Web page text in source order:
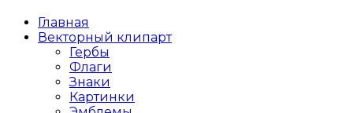
Главная
Векторный клипарт
Гербы
Флаги
Знаки
Картинки